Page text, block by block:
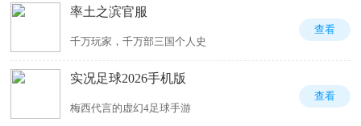
率土之滨官服
千万玩家，千万部三国个人史
查看
实况足球2026手机版
梅西代言的虚幻4足球手游
查看